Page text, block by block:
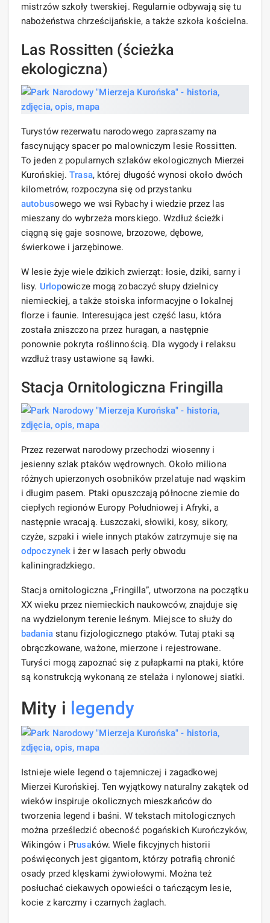
mistrzów szkoły twerskiej. Regularnie odbywają się tu
nabożeństwa chrześcijańskie, a także szkoła kościelna.
Las Rossitten (ścieżka
ekologiczna)
Turystów rezerwatu narodowego zapraszamy na
fascynujący spacer po malowniczym lesie Rossitten.
To jeden z popularnych szlaków ekologicznych Mierzei
Kurońskiej.Trasa, której długość wynosi około dwóch
kilometrów, rozpoczyna się od przystanku
autobusowego we wsi Rybachy i wiedzie przez las
mieszany do wybrzeża morskiego. Wzdłuż ścieżki
ciągną się gaje sosnowe, brzozowe, dębowe,
świerkowe i jarzębinowe.
W lesie żyje wiele dzikich zwierząt: łosie, dziki, sarny i
lisy. Urlopowicze mogą zobaczyć słupy dzielnicy
niemieckiej, a także stoiska informacyjne o lokalnej
florze i faunie. Interesująca jest część lasu, która
została zniszczona przez huragan, a następnie
ponownie pokryta roślinnością. Dla wygody i relaksu
wzdłuż trasy ustawione są ławki.
Stacja Ornitologiczna Fringilla
Przez rezerwat narodowy przechodzi wiosenny i
jesienny szlak ptaków wędrownych. Około miliona
różnych upierzonych osobników przelatuje nad wąskim
i długim pasem. Ptaki opuszczają północne ziemie do
ciepłych regionów Europy Południowej i Afryki, a
następnie wracają. Łuszczaki, słowiki, kosy, sikory,
czyże, szpaki i wiele innych ptaków zatrzymuje się na
odpoczynek i żer w lasach perły obwodu
kaliningradzkiego.
Stacja ornitologiczna „Fringilla”, utworzona na początku
XX wieku przez niemieckich naukowców, znajduje się
na wydzielonym terenie leśnym. Miejsce to służy do
badaniastanu fizjologicznego ptaków. Tutaj ptaki są
obrączkowane, ważone, mierzone i rejestrowane.
Turyści mogą zapoznać się z pułapkami na ptaki, które
są konstrukcją wykonaną ze stelaża i nylonowej siatki.
Mity i legendy
Istnieje wiele legend o tajemniczej i zagadkowej
Mierzei Kurońskiej. Ten wyjątkowy naturalny zakątek od
wieków inspiruje okolicznych mieszkańców do
tworzenia legend i baśni. W tekstach mitologicznych
można prześledzić obecność pogańskich Kurończyków,
Wikingów i Prusaków. Wiele fikcyjnych historii
poświęconych jest gigantom, którzy potrafią chronić
osady przed klęskami żywiołowymi. Można też
posłuchać ciekawych opowieści o tańczącym lesie,
kocie z karczmy i czarnych żaglach.